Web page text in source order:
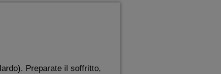
Preparate il soffritto,